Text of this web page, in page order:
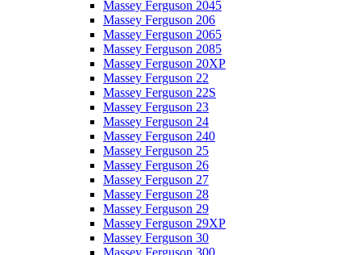
Massey Ferguson 2045
Massey Ferguson 206
Massey Ferguson 2065
Massey Ferguson 2085
Massey Ferguson 20XP
Massey Ferguson 22
Massey Ferguson 22S
Massey Ferguson 23
Massey Ferguson 24
Massey Ferguson 240
Massey Ferguson 25
Massey Ferguson 26
Massey Ferguson 27
Massey Ferguson 28
Massey Ferguson 29
Massey Ferguson 29XP
Massey Ferguson 30
Massey Ferguson 300